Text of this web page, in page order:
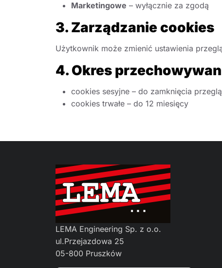
Marketingowe – wyłącznie za zgodą
3. Zarządzanie cookies
Użytkownik może zmienić ustawienia
4. Okres
cookies sesyjne – do zamknięcia
cookies trwałe – do 12 miesięcy
LEMA Engineering Sp. z o.o.
ul.Przejazdowa 25
05-800 Pruszków